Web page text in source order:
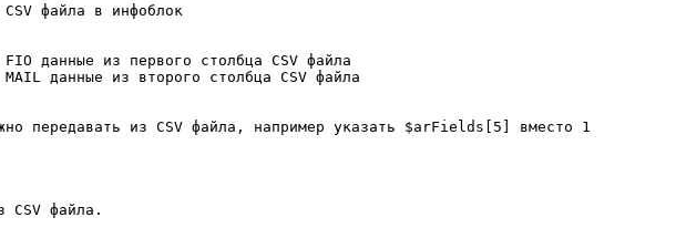
файла в инфоблок
данные из первого столбца CSV файла
данные из второго столбца CSV файла
из CSV файла, например указать $arFields[5] вместо 1
файла.